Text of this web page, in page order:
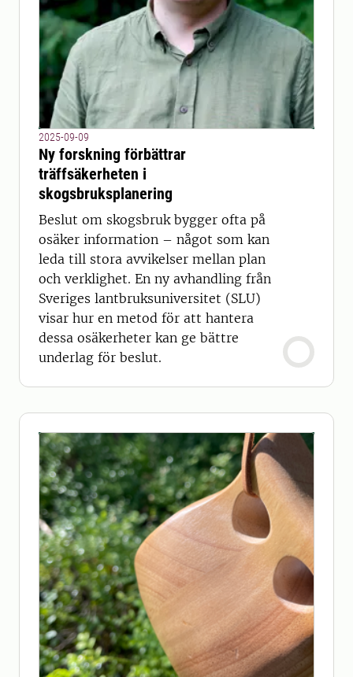
2025-09-09
Ny forskning förbättrar
träffsäkerheten i
skogsbruksplanering
Beslut om skogsbruk bygger ofta på
osäker information – något som kan
leda till stora avvikelser mellan plan
och verklighet. En ny avhandling från
Sveriges lantbruksuniversitet (SLU)
visar hur en metod för att hantera
dessa osäkerheter kan ge bättre
underlag för beslut.